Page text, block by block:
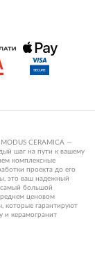
CERAMICA —
шаг на пути к вашему
комплексные
проекта до его
это ваш надежный
самый большой
ценовом
которые гарантируют
и керамогранит